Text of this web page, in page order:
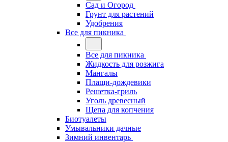
Сад и Огород
Грунт для растений
Удобрения
Все для пикника
Все для пикника
Жидкость для розжига
Мангалы
Плащи-дождевики
Решетка-гриль
Уголь древесный
Щепа для копчения
Биотуалеты
Умывальники дачные
Зимний инвентарь